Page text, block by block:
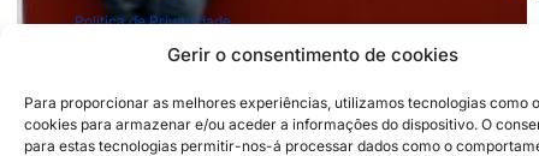
Gerir o consentimento de cookies
Para proporcionar as melhores experiências, utilizamos tecnologias como
cookies para armazenar e/ou aceder a informações do dispositivo. O
para estas tecnologias permitir-nos-á processar dados como o
Política de Privacidade
Política de Cookies